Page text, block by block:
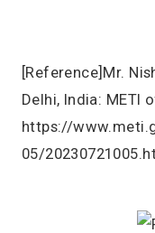
[Reference]Mr.
Delhi, India: METI
https://
05/